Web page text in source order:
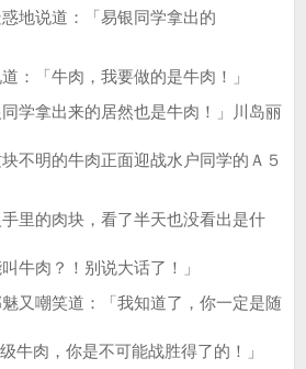
地说道：「易银同学拿出的
「牛肉，我要做的是牛肉！」
拿出来的居然也是牛肉！」川岛丽
块不明的牛肉正面迎战水户同学的Ａ５
的肉块，看了半天也没看出是什
牛肉？！别说大话了！」
嘲笑道：「我知道了，你一定是随
牛肉，你是不可能战胜得了的！」